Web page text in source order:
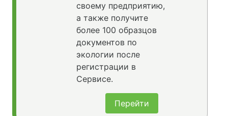
своему предприятию,
а также получите
более 100 образцов
документов по
экологии после
регистрации в
Сервисе.
Перейти